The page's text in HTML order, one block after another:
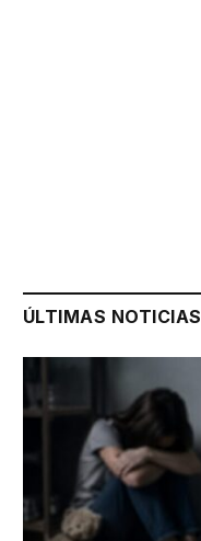
ÚLTIMAS NOTICIAS